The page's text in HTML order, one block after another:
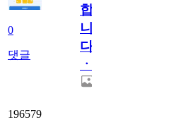
0
댓글
합
니
다
ㆍ
196579